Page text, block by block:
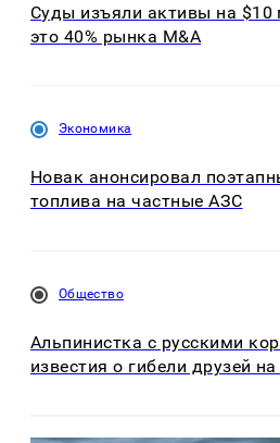
Суды изъяли активы на $10
это 40% рынка M&A
Экономика
Новак анонсировал
топлива на частные АЗС
Общество
Альпинистка с русскими
известия о гибели друзей